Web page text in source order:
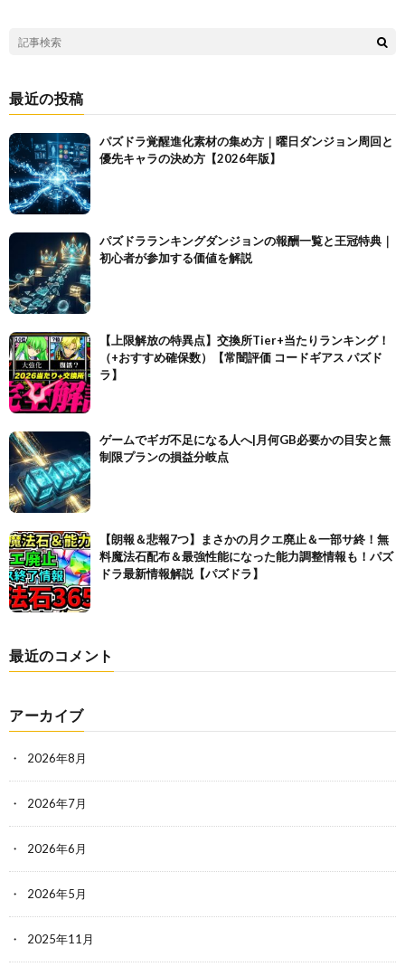
最近の投稿
パズドラ覚醒進化素材の集め方｜曜日ダンジョン周回と
優先キャラの決め方【2026年版】
パズドラランキングダンジョンの報酬一覧と王冠特典｜
初心者が参加する価値を解説
【上限解放の特異点】交換所Tier+当たりランキング！
（+おすすめ確保数）【常闇評価 コードギアス パズド
ラ】
ゲームでギガ不足になる人へ|月何GB必要かの目安と無
制限プランの損益分岐点
【朗報＆悲報7つ】まさかの月クエ廃止＆一部サ終！無
料魔法石配布＆最強性能になった能力調整情報も！パズ
ドラ最新情報解説【パズドラ】
最近のコメント
アーカイブ
2026年8月
2026年7月
2026年6月
2026年5月
2025年11月